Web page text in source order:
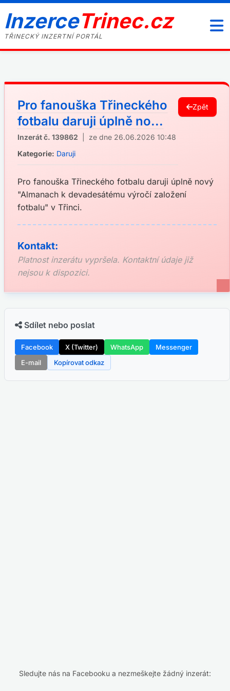
InzerceTrinec.cz
TŘINECKÝ INZERTNÍ PORTÁL
Pro fanouška Třineckého
fotbalu daruji úplně no...
Inzerát č. 139862 | ze dne 26.06.2026 10:48
Kategorie: Daruji
Zpět
Pro fanouška Třineckého fotbalu daruji úplně nový
"Almanach k devadesátému výročí založení
fotbalu" v Třinci.
Kontakt:
Platnost inzerátu vypršela. Kontaktní údaje již
nejsou k dispozici.
Sdílet nebo poslat
Facebook X (Twitter) WhatsApp
Messenger
E-mail
Kopírovat odkaz
Sledujte nás na Facebooku a nezmeškejte žádný inzerát: